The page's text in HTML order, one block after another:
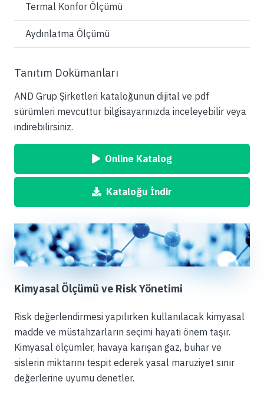
Termal Konfor Ölçümü
Aydınlatma Ölçümü
Tanıtım Dokümanları
AND Grup Şirketleri kataloğunun dijital ve pdf
sürümleri mevcuttur bilgisayarınızda inceleyebilir veya
indirebilirsiniz.
Online Katalog
Kataloğu İndir
Kimyasal Ölçümü ve Risk Yönetimi
Risk değerlendirmesi yapılırken kullanılacak kimyasal
madde ve müstahzarların seçimi hayati önem taşır.
Kimyasal ölçümler, havaya karışan gaz, buhar ve
sislerin miktarını tespit ederek yasal maruziyet sınır
değerlerine uyumu denetler.